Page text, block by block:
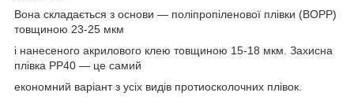
Вона складається з основи ― поліпропіленової плівки (BOPP)
товщиною 23-25 мкм
і нанесеного акрилового клею товщиною 15-18 мкм. Захисна
плівка РР40 ― це самий
економний варіант з усіх видів протиосколочних плівок.